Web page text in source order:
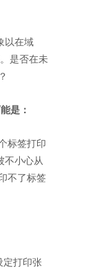
以在域
是否在未
是：
标签打印
不小心从
不了标签
定打印张